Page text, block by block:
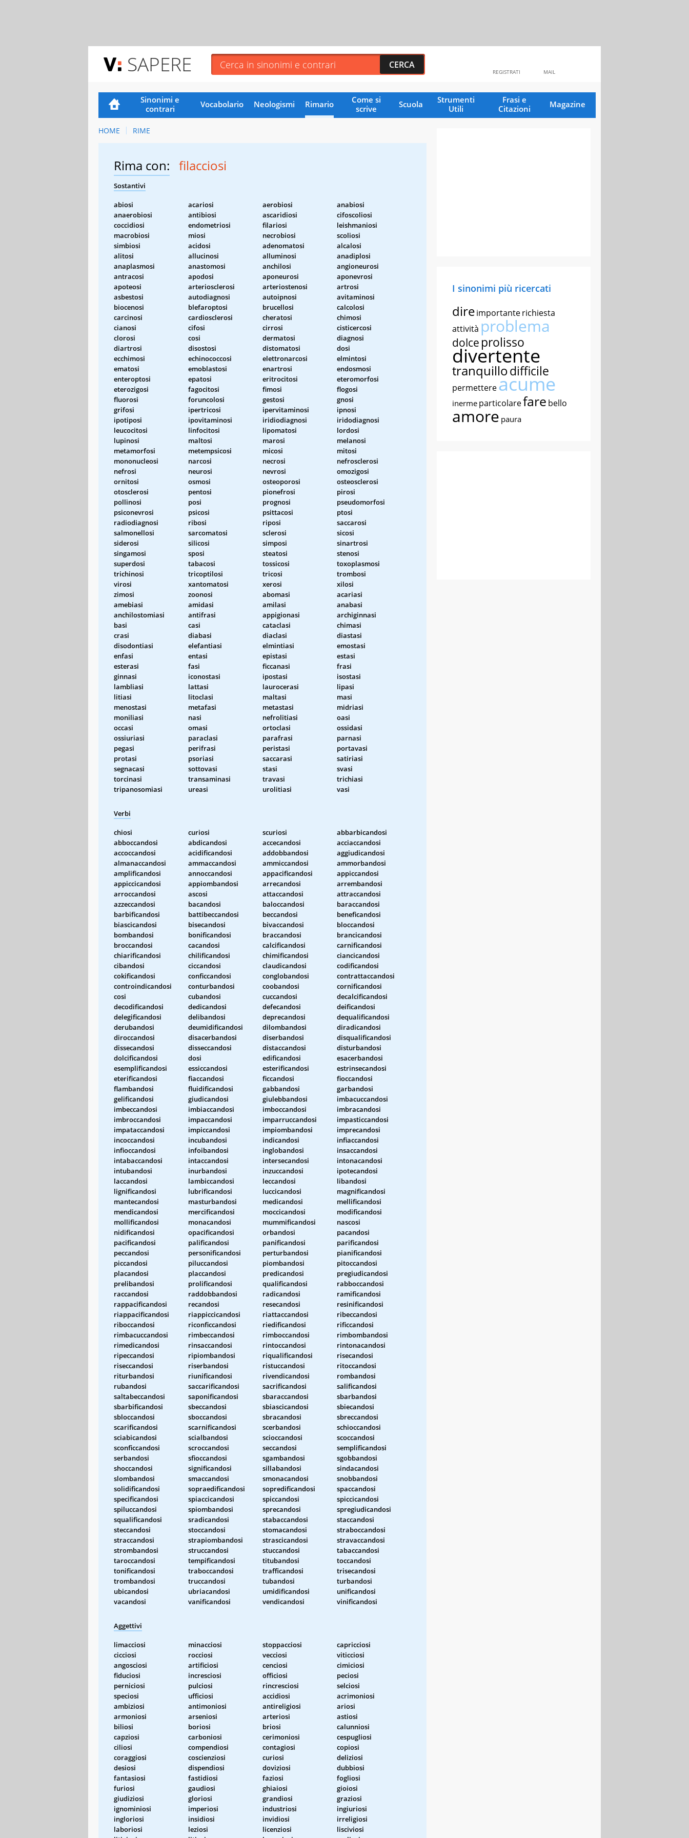
SAPERE MAIL
REGISTRATI
Sinonimi e
contrari
Vocabolario Neologismi Rimario
Come si
scrive
Scuola
Strumenti
Utili
Frasi e
Citazioni
Magazine
HOME RIME
Rima con: filacciosi
Sostantivi
abiosi acariosi aerobiosi
anabiosi
anaerobiosi
antibiosi ascaridiosi
cifoscoliosi
coccidiosi
endometriosi filariosi
leishmaniosi
macrobiosi
miosi necrobiosi
scoliosi
simbiosi
acidosi adenomatosi
alcalosi
alitosi
allucinosi alluminosi
anadiplosi
anaplasmosi
anastomosi anchilosi
angioneurosi
antracosi
apodosi aponeurosi
aponevrosi
apoteosi
arteriosclerosi arteriostenosi
artrosi
asbestosi
autodiagnosi autoipnosi
avitaminosi
biocenosi
blefaroptosi brucellosi
calcolosi
carcinosi
cardiosclerosi cheratosi
chimosi
cianosi
cifosi cirrosi
cisticercosi
clorosi
cosi dermatosi
diagnosi
diartrosi
disostosi distomatosi
dosi
ecchimosi
echinococcosi elettronarcosi
elmintosi
ematosi
emoblastosi enartrosi
endosmosi
enteroptosi
epatosi eritrocitosi
eteromorfosi
eterozigosi
fagocitosi fimosi
flogosi
fluorosi
foruncolosi gestosi
gnosi
grifosi
ipertricosi ipervitaminosi
ipnosi
ipotiposi
ipovitaminosi iridiodiagnosi
iridodiagnosi
leucocitosi
linfocitosi lipomatosi
lordosi
lupinosi
maltosi marosi
melanosi
metamorfosi
metempsicosi micosi
mitosi
mononucleosi
narcosi necrosi
nefrosclerosi
nefrosi
neurosi nevrosi
omozigosi
ornitosi
osmosi osteoporosi
osteosclerosi
otosclerosi
pentosi pionefrosi
pirosi
pollinosi
posi prognosi
pseudomorfosi
psiconevrosi
psicosi psittacosi
ptosi
radiodiagnosi
ribosi riposi
saccarosi
salmonellosi
sarcomatosi sclerosi
sicosi
siderosi
silicosi simposi
sinartrosi
singamosi
sposi steatosi
stenosi
superdosi
tabacosi tossicosi
toxoplasmosi
trichinosi
tricoptilosi tricosi
trombosi
virosi
xantomatosi xerosi
xilosi
zimosi
zoonosi abomasi
acariasi
amebiasi
amidasi amilasi
anabasi
anchilostomiasi
antifrasi appigionasi
archiginnasi
basi
casi cataclasi
chimasi
crasi
diabasi diaclasi
diastasi
disodontiasi
elefantiasi elmintiasi
emostasi
enfasi
entasi epistasi
estasi
esterasi
fasi ficcanasi
frasi
ginnasi
iconostasi ipostasi
isostasi
lambliasi
lattasi laurocerasi
lipasi
litiasi
litoclasi maltasi
masi
menostasi
metafasi metastasi
midriasi
moniliasi
nasi nefrolitiasi
oasi
occasi
omasi ortoclasi
ossidasi
ossiuriasi
paraclasi parafrasi
parnasi
pegasi
perifrasi peristasi
portavasi
protasi
psoriasi saccarasi
satiriasi
segnacasi
sottovasi stasi
svasi
torcinasi
transaminasi travasi
trichiasi
tripanosomiasi
ureasi urolitiasi vasi
Verbi
chiosi curiosi scuriosi
abbarbicandosi
abboccandosi
abdicandosi accecandosi
acciaccandosi
accoccandosi
acidificandosi addobbandosi
aggiudicandosi
almanaccandosi
ammaccandosi ammiccandosi
ammorbandosi
amplificandosi
annoccandosi appacificandosi
appiccandosi
appiccicandosi
appiombandosi arrecandosi
arrembandosi
arroccandosi
ascosi attaccandosi
attraccandosi
azzeccandosi
bacandosi baloccandosi
baraccandosi
barbificandosi
battibeccandosi beccandosi
beneficandosi
biascicandosi
bisecandosi bivaccandosi
bloccandosi
bombandosi
bonificandosi braccandosi
brancicandosi
broccandosi
cacandosi calcificandosi
carnificandosi
chiarificandosi
chilificandosi chimificandosi
ciancicandosi
cibandosi
ciccandosi claudicandosi
codificandosi
cokificandosi
conficcandosi conglobandosi
contrattaccandosi
controindicandosi
conturbandosi coobandosi
cornificandosi
cosi
cubandosi cuccandosi
decalcificandosi
decodificandosi
dedicandosi defecandosi
deificandosi
delegificandosi
delibandosi deprecandosi
dequalificandosi
derubandosi
deumidificandosi dilombandosi
diradicandosi
diroccandosi
disacerbandosi diserbandosi
disqualificandosi
dissecandosi
disseccandosi distaccandosi
disturbandosi
dolcificandosi
dosi edificandosi
esacerbandosi
esemplificandosi
essiccandosi esterificandosi
estrinsecandosi
eterificandosi
fiaccandosi ficcandosi
fioccandosi
flambandosi
fluidificandosi gabbandosi
garbandosi
gelificandosi
giudicandosi giulebbandosi
imbacuccandosi
imbeccandosi
imbiaccandosi imboccandosi
imbracandosi
imbroccandosi
impaccandosi imparruccandosi
impasticcandosi
impataccandosi
impiccandosi impiombandosi
imprecandosi
incoccandosi
incubandosi indicandosi
infiaccandosi
infioccandosi
infoibandosi inglobandosi
insaccandosi
intabaccandosi
intaccandosi intersecandosi
intonacandosi
intubandosi
inurbandosi inzuccandosi
ipotecandosi
laccandosi
lambiccandosi leccandosi
libandosi
lignificandosi
lubrificandosi luccicandosi
magnificandosi
mantecandosi
masturbandosi medicandosi
mellificandosi
mendicandosi
mercificandosi moccicandosi
modificandosi
mollificandosi
monacandosi mummificandosi
nascosi
nidificandosi
opacificandosi orbandosi
pacandosi
pacificandosi
palificandosi panificandosi
parificandosi
peccandosi
personificandosi perturbandosi
pianificandosi
piccandosi
piluccandosi piombandosi
pitoccandosi
placandosi
placcandosi predicandosi
pregiudicandosi
prelibandosi
prolificandosi qualificandosi
rabboccandosi
raccandosi
raddobbandosi radicandosi
ramificandosi
rappacificandosi
recandosi resecandosi
resinificandosi
riappacificandosi
riappiccicandosi riattaccandosi
ribeccandosi
riboccandosi
riconficcandosi riedificandosi
rificcandosi
rimbacuccandosi
rimbeccandosi rimboccandosi
rimbombandosi
rimedicandosi
rinsaccandosi rintoccandosi
rintonacandosi
ripeccandosi
ripiombandosi riqualificandosi
risecandosi
riseccandosi
riserbandosi ristuccandosi
ritoccandosi
riturbandosi
riunificandosi rivendicandosi
rombandosi
rubandosi
saccarificandosi sacrificandosi
salificandosi
saltabeccandosi
saponificandosi sbaraccandosi
sbarbandosi
sbarbificandosi
sbeccandosi sbiascicandosi
sbiecandosi
sbloccandosi
sboccandosi sbracandosi
sbreccandosi
scarificandosi
scarnificandosi scerbandosi
schioccandosi
sciabicandosi
scialbandosi scioccandosi
scoccandosi
sconficcandosi
scroccandosi seccandosi
semplificandosi
serbandosi
sfioccandosi sgambandosi
sgobbandosi
shoccandosi
significandosi sillabandosi
sindacandosi
slombandosi
smaccandosi smonacandosi
snobbandosi
solidificandosi
sopraedificandosi sopredificandosi
spaccandosi
specificandosi
spiaccicandosi spiccandosi
spiccicandosi
spiluccandosi
spiombandosi sprecandosi
spregiudicandosi
squalificandosi
sradicandosi stabaccandosi
staccandosi
steccandosi
stoccandosi stomacandosi
straboccandosi
straccandosi
strapiombandosi strascicandosi
stravaccandosi
strombandosi
struccandosi stuccandosi
tabaccandosi
taroccandosi
tempificandosi titubandosi
toccandosi
tonificandosi
traboccandosi trafficandosi
trisecandosi
trombandosi
truccandosi tubandosi
turbandosi
ubicandosi
ubriacandosi umidificandosi
unificandosi
vacandosi
vanificandosi vendicandosi vinificandosi
Aggettivi
limacciosi minacciosi stoppacciosi
capricciosi
cicciosi
rocciosi vecciosi
viticciosi
angosciosi
artificiosi cenciosi
cimiciosi
fiduciosi
incresciosi officiosi
peciosi
perniciosi
pulciosi rincresciosi
selciosi
speciosi
ufficiosi accidiosi
acrimoniosi
ambiziosi
antimoniosi antireligiosi
ariosi
armoniosi
arseniosi arteriosi
astiosi
biliosi
boriosi briosi
calunniosi
capziosi
carboniosi cerimoniosi
cespugliosi
ciliosi
compendiosi contagiosi
copiosi
coraggiosi
coscienziosi curiosi
deliziosi
desiosi
dispendiosi doviziosi
dubbiosi
fantasiosi
fastidiosi faziosi
fogliosi
furiosi
gaudiosi ghiaiosi
gioiosi
giudiziosi
gloriosi grandiosi
graziosi
ignominiosi
imperiosi industriosi
ingiuriosi
ingloriosi
insidiosi invidiosi
irreligiosi
laboriosi
leziosi licenziosi
lisciviosi
I sinonimi più ricercati
direimportanterichiesta
attività problema
dolce prolisso
divertente
tranquillodifficile
permettereacume
inerme particolarefare bello
amore paura